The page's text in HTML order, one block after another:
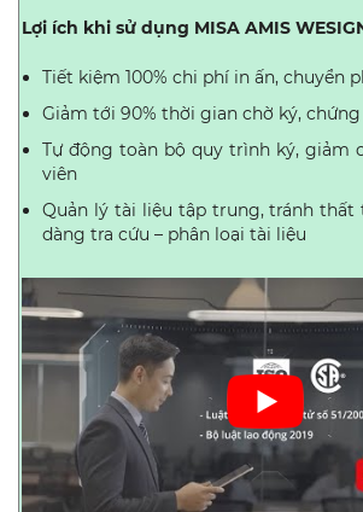
Lợi ích khi sử dụng MISA AMIS
Tiết kiệm 100% chi phí in ấn, chuyển
Giảm tới 90% thời gian chờ ký,
Tự động toàn bộ quy trình ký, giảm
viên
Quản lý tài liệu tập trung, tránh thất
dàng tra cứu – phân loại tài liệu